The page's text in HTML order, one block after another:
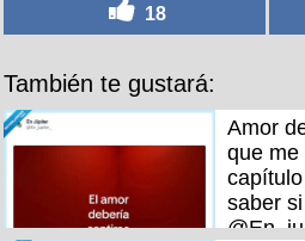
18
También te gustará:
Amor
que me
saber